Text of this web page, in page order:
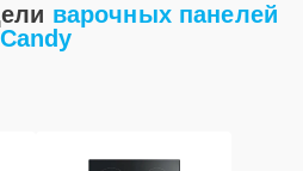
варочных панелей
Candy